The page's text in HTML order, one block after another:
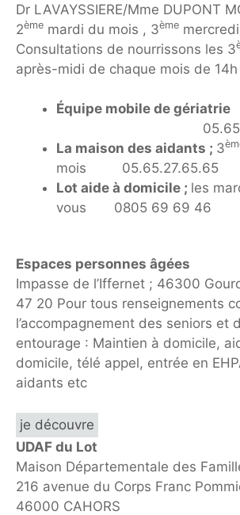
Dr LAVAYSSIERE/Mme DUPONT
2ème mardi du mois , 3ème
Consultations de nourrissons les 3
après-midi de chaque mois de 14h
Équipe mobile de gériatrie
La maison des aidants ; 3
mois 05.65.27.65.65
Lot aide à domicile ; les
vous 0805 69 69 46
Espaces personnes âgées
Impasse de l’Iffernet ; 46300
47 20 Pour tous renseignements
l’accompagnement des seniors et
entourage : Maintien à domicile,
domicile, télé appel, entrée en
aidants etc
je découvre
UDAF du Lot
Maison Départementale des
216 avenue du Corps Franc
46000 CAHORS